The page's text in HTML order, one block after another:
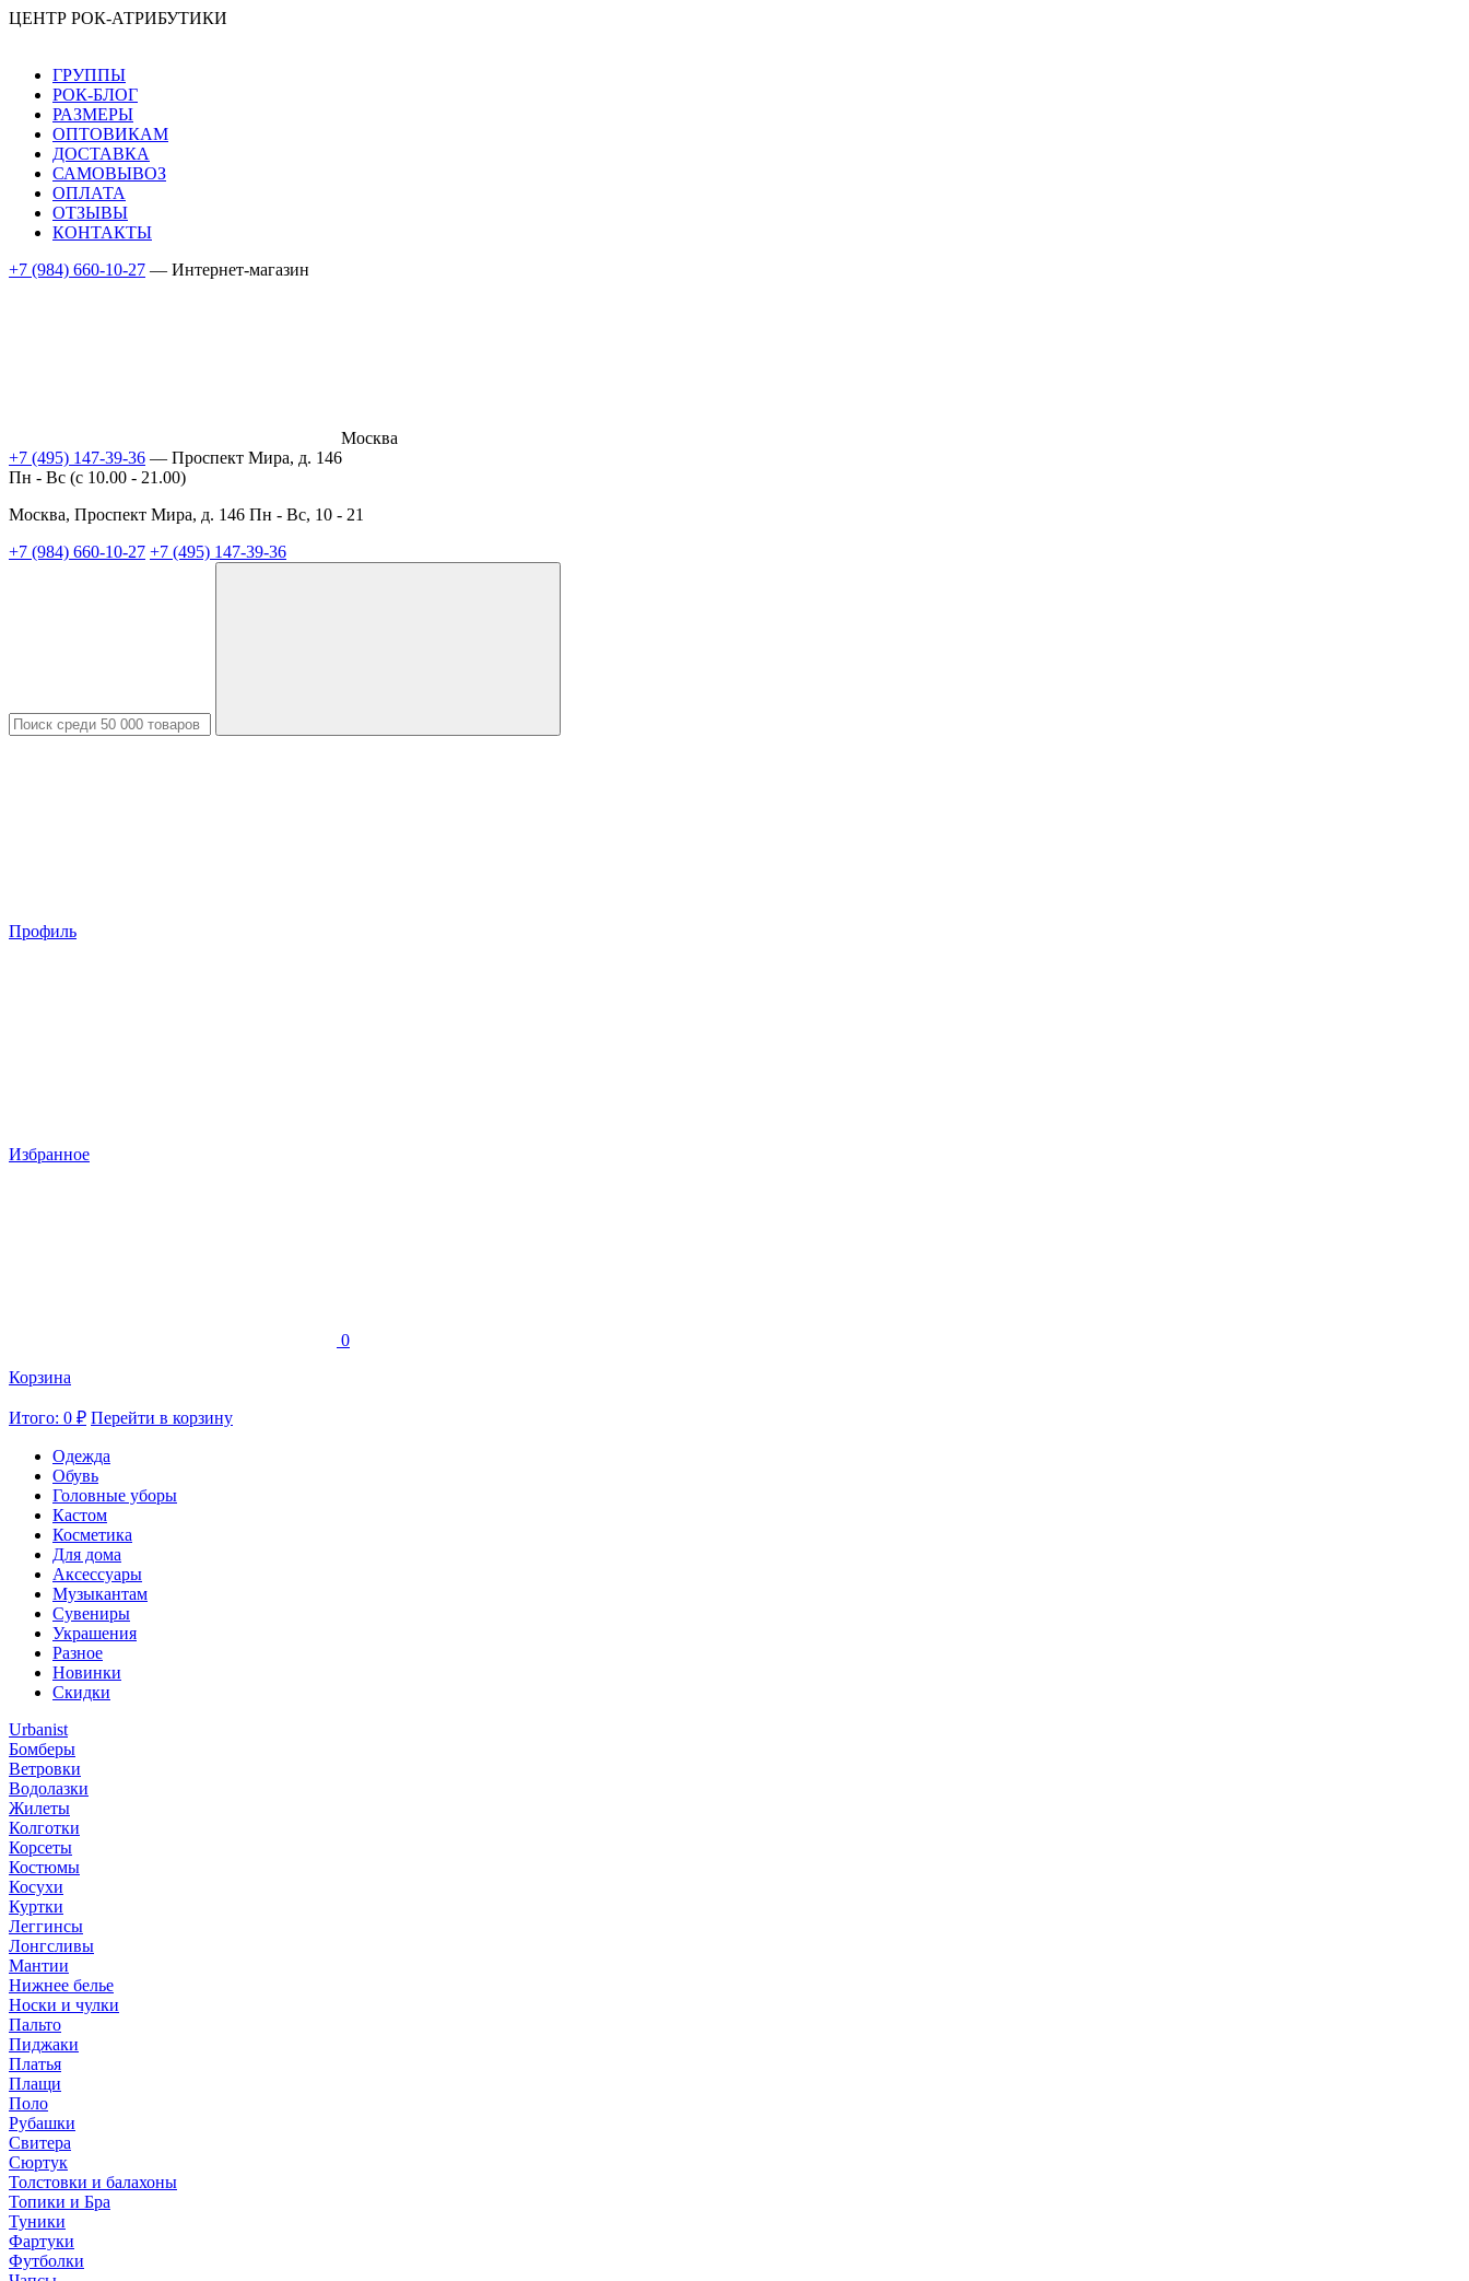
ЦЕНТР РОК-АТРИБУТИКИ
ГРУППЫ
РОК-БЛОГ
РАЗМЕРЫ
ОПТОВИКАМ
ДОСТАВКА
САМОВЫВОЗ
ОПЛАТА
ОТЗЫВЫ
КОНТАКТЫ
+7 (984) 660-10-27 — Интернет-магазин
Москва
+7 (495) 147-39-36 — Проспект Мира, д. 146
Пн - Вс (c 10.00 - 21.00)
Москва, Проспект Мира, д. 146 Пн - Вс, 10 - 21
+7 (984) 660-10-27 +7 (495) 147-39-36
Профиль
Избранное
0
Корзина
Итого: 0 ₽ Перейти в корзину
Одежда
Обувь
Головные уборы
Кастом
Косметика
Для дома
Аксессуары
Музыкантам
Сувениры
Украшения
Разное
Новинки
Скидки
Urbanist
Бомберы
Ветровки
Водолазки
Жилеты
Колготки
Корсеты
Костюмы
Косухи
Куртки
Леггинсы
Лонгсливы
Мантии
Нижнее белье
Носки и чулки
Пальто
Пиджаки
Платья
Плащи
Поло
Рубашки
Свитера
Сюртук
Толстовки и балахоны
Топики и Бра
Туники
Фартуки
Футболки